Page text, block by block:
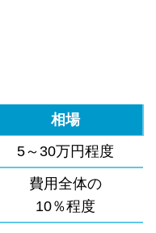
相場
5～30万円程度
費用全体の
10％程度